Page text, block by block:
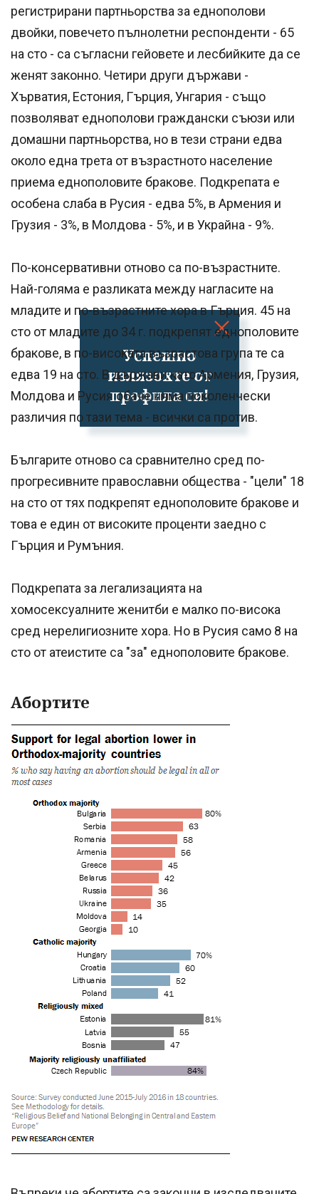
Успешно
излязохте от
профила си!
регистрирани партньорства за еднополови
двойки, повечето пълнолетни респонденти - 65
на сто - са съгласни гейовете и лесбийките да се
женят законно. Четири други държави -
Хърватия, Естония, Гърция, Унгария - също
позволяват еднополови граждански съюзи или
домашни партньорства, но в тези страни едва
около една трета от възрастното население
приема еднополовите бракове. Подкрепата е
особена слаба в Русия - едва 5%, в Армения и
Грузия - 3%, в Молдова - 5%, и в Украйна - 9%.
По-консервативни отново са по-възрастните.
Най-голяма е разликата между нагласите на
младите и по-възрастните хора в Гърция. 45 на
сто от младите до 34 г. подкрепят еднополовите
бракове, в по-високата възрастова група те са
едва 19 на сто. В държави като Армения, Грузия,
Молдова и Русия обаче няма поколенчески
различия по тази тема - всички са против.
Българите отново са сравнително сред по-
прогресивните православни общества - "цели" 18
на сто от тях подкрепят еднополовите бракове и
това е един от високите проценти заедно с
Гърция и Румъния.
Подкрепата за легализацията на
хомосексуалните женитби е малко по-висока
сред нерелигиозните хора. Но в Русия само 8 на
сто от атеистите са "за" еднополовите бракове.
Абортите